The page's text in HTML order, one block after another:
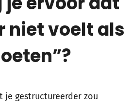
niet voelt als
je gestructureerder zou